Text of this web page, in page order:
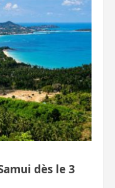
dès le 3